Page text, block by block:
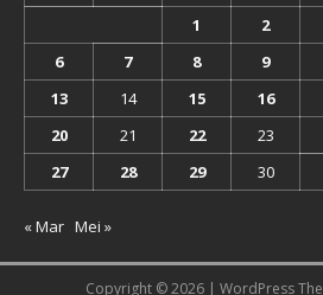
1
2
6
7 8 9
13
14 15 16
20
21 22 23
27
28 29 30
« Mar Mei »
Copyright © 2026 | WordPress